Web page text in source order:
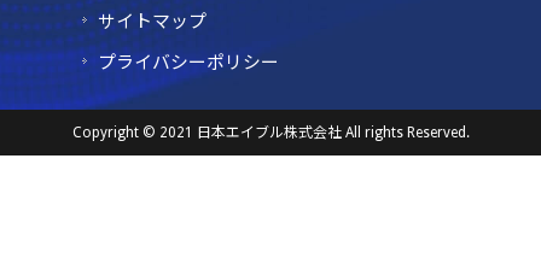
サイトマップ
プライバシーポリシー
Copyright © 2021 日本エイブル株式会社 All rights Reserved.